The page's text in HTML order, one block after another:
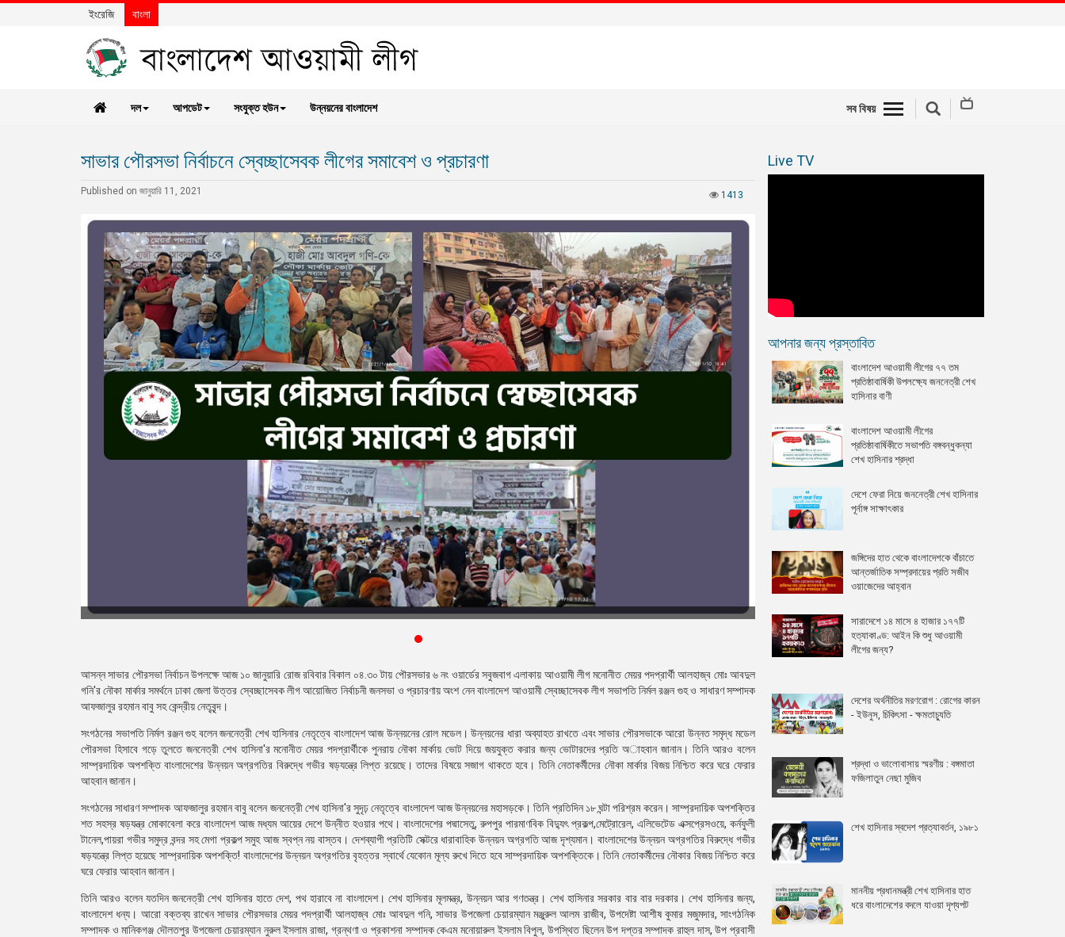
ইংরেজি বাংলা
দল আপডেট সংযুক্ত হউন উন্নয়নের বাংলাদেশ সব বিষয়
সাভার পৌরসভা নির্বাচনে স্বেচ্ছাসেবক লীগের সমাবেশ ও প্রচারণা
1413
Published on জানুয়ারি 11, 2021
আসন্ন সাভার পৌরসভা নির্বাচন উপলক্ষে আজ ১০ জানুয়ারি রোজ রবিবার বিকাল ০৪.৩০ টায় পৌরসভার ৬ নং ওয়ার্ডের সবুজবাগ এলাকায় আওয়ামী লীগ মনোনীত মেয়র পদপ্রার্থী আলহাজ্ব মোঃ আবদুল
গনি'র নৌকা মার্কার সমর্থনে ঢাকা জেলা উত্তর স্বেচ্ছাসেবক লীগ আয়োজিত নির্বাচনী জনসভা ও প্রচারণায় অংশ নেন বাংলাদেশ আওয়ামী স্বেচ্ছাসেবক লীগ সভাপতি নির্মল রঞ্জন গুহ ও সাধারণ সম্পাদক
আফজালুর রহমান বাবু সহ কেন্দ্রীয় নেতৃবৃন্দ।
সংগঠনের সভাপতি নির্মল রঞ্জন গুহ বলেন জননেত্রী শেখ হাসিনার নেতৃত্বে বাংলাদেশ আজ উন্নয়নের রোল মডেল। উন্নয়নের ধারা অব্যাহত রাখতে এবং সাভার পৌরসভাকে আরো উন্নত সমৃদ্ধ মডেল
পৌরসভা হিসাবে গড়ে তুলতে জননেত্রী শেখ হাসিনা'র মনোনীত মেয়র পদপ্রার্থীকে পুনরায় নৌকা মার্কায় ভোট দিয়ে জয়যুক্ত করার জন্য ভোটারদের প্রতি অাহবান জানান। তিনি আরও বলেন
সাম্প্রদায়িক অপশক্তি বাংলাদেশের উন্নয়ন অগ্রগতির বিরুদ্ধে গভীর ষড়যন্ত্রে লিপ্ত রয়েছে। তাদের বিষয়ে সজাগ থাকতে হবে। তিনি নেতাকর্মীদের নৌকা মার্কার বিজয় নিশ্চিত করে ঘরে ফেরার
আহবান জানান।
সংগঠনের সাধারণ সম্পাদক আফজালুর রহমান বাবু বলেন জননেত্রী শেখ হাসিনা'র সুদৃঢ় নেতৃত্বে বাংলাদেশ আজ উন্নয়নের মহাসড়কে। তিনি প্রতিদিন ১৮ ঘন্টা পরিশ্রম করেন। সাম্প্রদায়িক অপশক্তির
শত সহস্র ষড়যন্ত্র মোকাবেলা করে বাংলাদেশ আজ মধ্যম আয়ের দেশে উন্নীত হওয়ার পথে। বাংলাদেশের পদ্মাসেতু, রুপপুর পারমাণবিক বিদ্যুৎ প্রকল্প,মেট্রোরেল, এলিভেটেড এক্সপ্রেসওয়ে, কর্নফুলী
টানেল,পায়রা গভীর সমুদ্র বন্দর সহ মেগা প্রকল্প সমুহ আজ স্বপ্ন নয় বাস্তব। দেশব্যাপী প্রতিটি সেক্টরে ধারাবাহিক উন্নয়ন অগ্রগতি আজ দৃশ্যমান। বাংলাদেশের উন্নয়ন অগ্রগতির বিরুদ্ধে গভীর
ষড়যন্ত্রে লিপ্ত হয়েছে সাম্প্রদায়িক অপশক্তি! বাংলাদেশের উন্নয়ন অগ্রগতির বৃহত্তর স্বার্থে যেকোন মূল্য রুখে দিতে হবে সাম্প্রদায়িক অপশক্তিকে। তিনি নেতাকর্মীদের নৌকার বিজয় নিশ্চিত করে
ঘরে ফেরার আহবান জানান।
তিনি আরও বলেন যতদিন জননেত্রী শেখ হাসিনার হাতে দেশ, পথ হারাবে না বাংলাদেশ। শেখ হাসিনার মূলমন্ত্র, উন্নয়ন আর গণতন্ত্র। শেখ হাসিনার সরকার বার বার দরকার। শেখ হাসিনার জন্য,
বাংলাদেশ ধন্য। আরো বক্তব্য রাখেন সাভার পৌরসভার মেয়র পদপ্রার্থী আলহাজ্ব মোঃ আবদুল গনি, সাভার উপজেলা চেয়ারম্যান মঞ্জুরুল আলম রাজীব, উপদেষ্টা আশীষ কুমার মজুমদার, সাংগঠনিক
সম্পাদক ও মানিকগঞ্জ দৌলতপুর উপজেলা চেয়ারম্যান নুরুল ইসলাম রাজা, গ্রন্থণা ও প্রকাশনা সম্পাদক কেএম মনোয়ারুল ইসলাম বিপুল, উপস্থিত ছিলেন উপ দপ্তর সম্পাদক রাহুল দাস, উপ প্রবাসী
Live TV
আপনার জন্য প্রস্তাবিত
বাংলাদেশ আওয়ামী লীগের ৭৭ তম
প্রতিষ্ঠাবার্ষিকী উপলক্ষ্যে জননেত্রী শেখ
হাসিনার বাণী
বাংলাদেশ আওয়ামী লীগের
প্রতিষ্ঠাবার্ষিকীতে সভাপতি বঙ্গবন্ধুকন্যা
শেখ হাসিনার শ্রদ্ধা
দেশে ফেরা নিয়ে জননেত্রী শেখ হাসিনার
পূর্নাঙ্গ সাক্ষাৎকার
জঙ্গিদের হাত থেকে বাংলাদেশকে বাঁচাতে
আন্তর্জাতিক সম্প্রদায়ের প্রতি সজীব
ওয়াজেদের আহ্বান
সারাদেশে ১৪ মাসে ৪ হাজার ১৭৭টি
হত্যাকাণ্ড: আইন কি শুধু আওয়ামী
লীগের জন্য?
দেশের অর্থনীতির মরণরোগ : রোগের কারন
- ইউনুস, চিকিৎসা - ক্ষমতাচ্যুতি
শ্রদ্ধা ও ভালোবাসায় স্মরণীয় : বঙ্গমাতা
ফজিলাতুন নেছা মুজিব
শেখ হাসিনার স্বদেশ প্রত্যাবর্তন, ১৯৮১
মাননীয় প্রধানমন্ত্রী শেখ হাসিনার হাত
ধরে বাংলাদেশের বদলে যাওয়া দৃশ্যপট